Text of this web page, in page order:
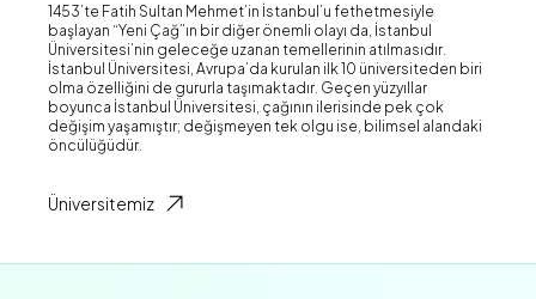
1453’te Fatih Sultan Mehmet’in İstanbul’u fethetmesiyle
başlayan “Yeni Çağ”ın bir diğer önemli olayı da, İstanbul
Üniversitesi’nin geleceğe uzanan temellerinin atılmasıdır.
İstanbul Üniversitesi, Avrupa’da kurulan ilk 10 üniversiteden biri
olma özelliğini de gururla taşımaktadır. Geçen yüzyıllar
boyunca İstanbul Üniversitesi, çağının ilerisinde pek çok
değişim yaşamıştır; değişmeyen tek olgu ise, bilimsel alandaki
öncülüğüdür.
Üniversitemiz